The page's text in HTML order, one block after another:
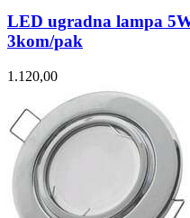
LED ugradna lampa
3kom/pak
1.120,00